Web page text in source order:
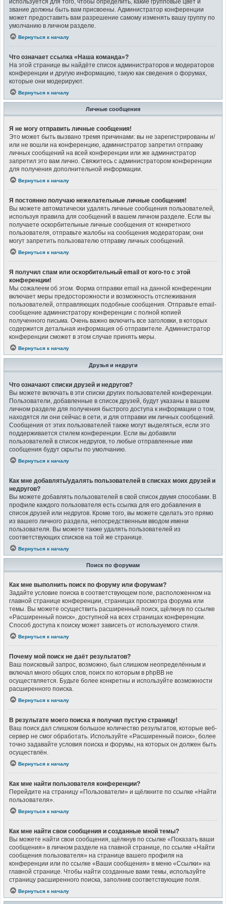
звание должны быть вам присвоены. Администратор конференции
может предоставить вам разрешение самому изменять вашу группу по
умолчанию в личном разделе.
Вернуться к началу
Что означает ссылка «Наша команда»?
На этой странице вы найдёте список администраторов и модераторов
конференции и другую информацию, такую как сведения о форумах,
которые они модерируют.
Вернуться к началу
Личные сообщения
Я не могу отправить личные сообщения!
Это может быть вызвано тремя причинами: вы не зарегистрированы и/
или не вошли на конференцию, администратор запретил отправку
личных сообщений на всей конференции или же администратор
запретил это вам лично. Свяжитесь с администратором конференции
для получения дополнительной информации.
Вернуться к началу
Я постоянно получаю нежелательные личные сообщения!
Вы можете автоматически удалять личные сообщения пользователей,
используя правила для сообщений в вашем личном разделе. Если вы
получаете оскорбительные личные сообщения от конкретного
пользователя, отправьте жалобы на сообщения модераторам; они
могут запретить пользователю отправку личных сообщений.
Вернуться к началу
Я получил спам или оскорбительный email от кого-то с этой
конференции!
Мы сожалеем об этом. Форма отправки email на данной конференции
включает меры предосторожности и возможность отслеживания
пользователей, отправляющих подобные сообщения. Отправьте email-
сообщение администратору конференции с полной копией
полученного письма. Очень важно включить все заголовки, в которых
содержится детальная информация об отправителе. Администратор
конференции сможет в этом случае принять меры.
Вернуться к началу
Друзья и недруги
Что означают списки друзей и недругов?
Вы можете включать в эти списки других пользователей конференции.
Пользователи, добавленные в список друзей, будут указаны в вашем
личном разделе для получения быстрого доступа к информации о том,
находятся ли они сейчас в сети, и для отправки им личных сообщений.
Сообщения от этих пользователей также могут выделяться, если это
поддерживается стилем конференции. Если вы добавили
пользователей в список недругов, то любые отправленные ими
сообщения будут скрыты по умолчанию.
Вернуться к началу
Как мне добавлять/удалять пользователей в списках моих друзей и
недругов?
Вы можете добавлять пользователей в свой список двумя способами. В
профиле каждого пользователя есть ссылка для его добавления в
список друзей или недругов. Кроме того, вы можете сделать это прямо
из вашего личного раздела, непосредственным вводом имени
пользователя. Вы можете также удалять пользователей из
соответствующих списков на той же странице.
Вернуться к началу
Поиск по форумам
Как мне выполнить поиск по форуму или форумам?
Задайте условие поиска в соответствующем поле, расположенном на
главной странице конференции, страницах просмотра форума или
темы. Вы можете осуществить расширенный поиск, щёлкнув по ссылке
«Расширенный поиск», доступной на всех страницах конференции.
Способ доступа к поиску может зависеть от используемого стиля.
Вернуться к началу
Почему мой поиск не даёт результатов?
Ваш поисковый запрос, возможно, был слишком неопределённым и
включал много общих слов, поиск по которым в phpBB не
осуществляется. Будьте более конкретны и используйте возможности
расширенного поиска.
Вернуться к началу
В результате моего поиска я получил пустую страницу!
Ваш поиск дал слишком большое количество результатов, которые веб-
сервер не смог обработать. Используйте «Расширенный поиск», более
точно задавайте условия поиска и форумы, на которых он должен быть
осуществлён.
Вернуться к началу
Как мне найти пользователя конференции?
Перейдите на страницу «Пользователи» и щёлкните по ссылке «Найти
пользователя».
Вернуться к началу
Как мне найти свои сообщения и созданные мной темы?
Вы можете найти свои сообщения, щёлкнув по ссылке «Показать ваши
сообщения» в личном разделе на главной странице, по ссылке «Найти
сообщения пользователя» на странице вашего профиля на
конференции или по ссылке «Ваши сообщения» в меню «Ссылки» на
главной странице. Чтобы найти созданные вами темы, используйте
страницу расширенного поиска, заполнив соответствующие поля.
Вернуться к началу